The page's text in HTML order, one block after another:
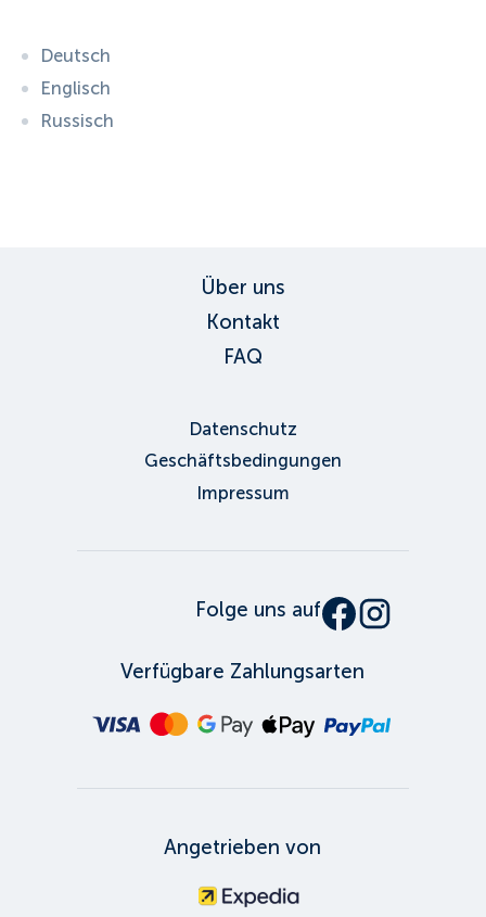
Deutsch
Englisch
Russisch
Über uns
Kontakt
FAQ
Datenschutz
Geschäftsbedingungen
Impressum
Folge uns auf
Verfügbare Zahlungsarten
Angetrieben von